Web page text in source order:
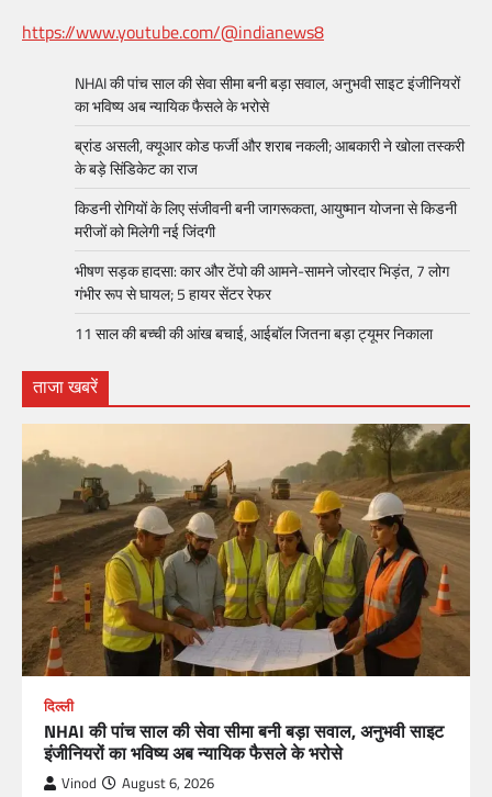
https://www.youtube.com/@indianews8
NHAI की पांच साल की सेवा सीमा बनी बड़ा सवाल, अनुभवी साइट इंजीनियरों
का भविष्य अब न्यायिक फैसले के भरोसे
ब्रांड असली, क्यूआर कोड फर्जी और शराब नकली; आबकारी ने खोला तस्करी
के बड़े सिंडिकेट का राज
किडनी रोगियों के लिए संजीवनी बनी जागरूकता, आयुष्मान योजना से किडनी
मरीजों को मिलेगी नई जिंदगी
भीषण सड़क हादसा: कार और टेंपो की आमने-सामने जोरदार भिड़ंत, 7 लोग
गंभीर रूप से घायल; 5 हायर सेंटर रेफर​
11 साल की बच्ची की आंख बचाई, आईबॉल जितना बड़ा ट्यूमर निकाला
ताजा खबरें
दिल्ली
NHAI की पांच साल की सेवा सीमा बनी बड़ा सवाल, अनुभवी साइट
इंजीनियरों का भविष्य अब न्यायिक फैसले के भरोसे
Vinod August 6, 2026